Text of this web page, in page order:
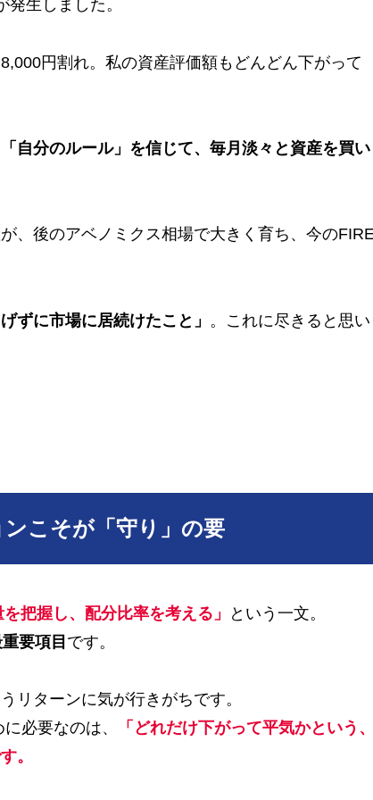
発生しました。
円割れ。私の資産評価額もどんどん下がって
「自分のルール」を信じて、毎月淡々と資産を買い
、後のアベノミクス相場で大きく育ち、今の
げずに市場に居続けたこと」 。これに尽きると思い
ンこそが「守り」の要
把握し、配分比率を考える」
という一文。
要項目 です。
リターンに気が行きがちです。
必要なのは、
「どれだけ下がって平気かという
。